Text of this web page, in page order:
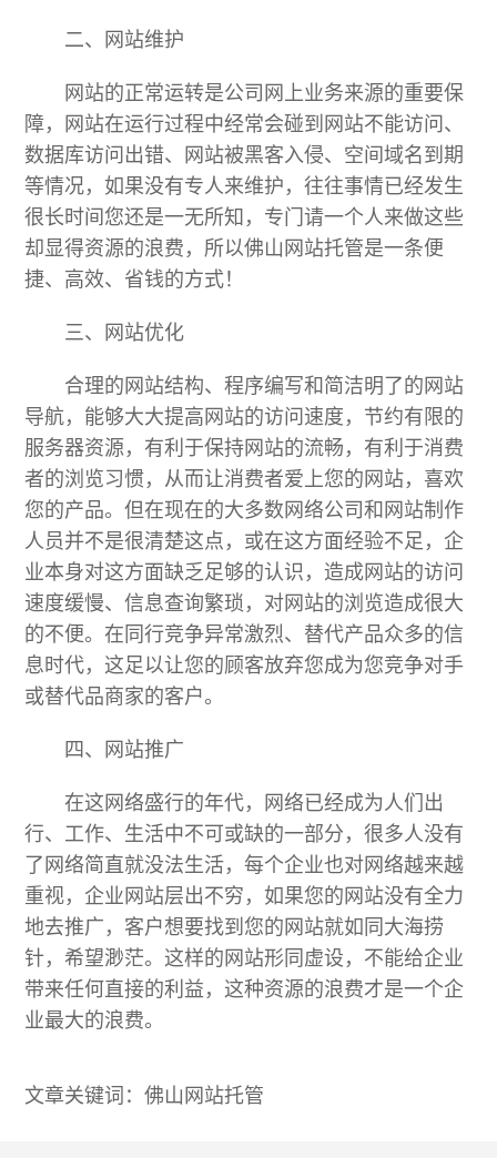
二、网站维护
网站的正常运转是公司网上业务来源的重要保
障，网站在运行过程中经常会碰到网站不能访问、
数据库访问出错、网站被黑客入侵、空间域名到期
等情况，如果没有专人来维护，往往事情已经发生
很长时间您还是一无所知，专门请一个人来做这些
却显得资源的浪费，所以佛山网站托管是一条便
捷、高效、省钱的方式！
三、网站优化
合理的网站结构、程序编写和简洁明了的网站
导航，能够大大提高网站的访问速度，节约有限的
服务器资源，有利于保持网站的流畅，有利于消费
者的浏览习惯，从而让消费者爱上您的网站，喜欢
您的产品。但在现在的大多数网络公司和网站制作
人员并不是很清楚这点，或在这方面经验不足，企
业本身对这方面缺乏足够的认识，造成网站的访问
速度缓慢、信息查询繁琐，对网站的浏览造成很大
的不便。在同行竞争异常激烈、替代产品众多的信
息时代，这足以让您的顾客放弃您成为您竞争对手
或替代品商家的客户。
四、网站推广
在这网络盛行的年代，网络已经成为人们出
行、工作、生活中不可或缺的一部分，很多人没有
了网络简直就没法生活，每个企业也对网络越来越
重视，企业网站层出不穷，如果您的网站没有全力
地去推广，客户想要找到您的网站就如同大海捞
针，希望渺茫。这样的网站形同虚设，不能给企业
带来任何直接的利益，这种资源的浪费才是一个企
业最大的浪费。
文章关键词：佛山网站托管